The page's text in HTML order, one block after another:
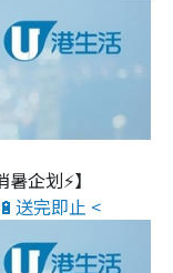
企划⚡】
送完即止 <